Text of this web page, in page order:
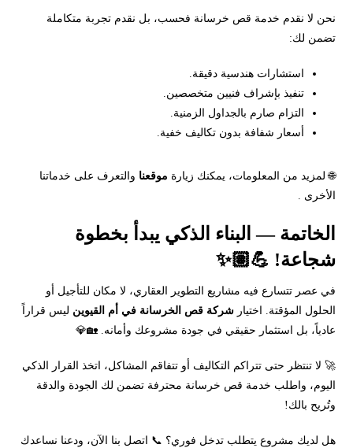
نحن لا نقدم خدمة قص خرسانة فحسب، بل نقدم تجربة متكاملة
تضمن لك:
استشارات هندسية دقيقة.
تنفيذ بإشراف فنيين متخصصين.
التزام صارم بالجداول الزمنية.
أسعار شفافة بدون تكاليف خفية.
🌐 لمزيد من المعلومات، يمكنك زيارة موقعنا والتعرف على خدماتنا
الأخرى .
الخاتمة — البناء الذكي يبدأ بخطوة
شجاعة! 💪🏽✨
في عصر تتسارع فيه مشاريع التطوير العقاري، لا مكان للتأجيل أو
الحلول المؤقتة. اختيارشركة قص الخرسانة في أم القيوين ليس قراراً
عادياً، بل استثمار حقيقي في جودة مشروعك وأمانه. 🏡💎
🚀 لا تنتظر حتى تتراكم التكاليف أو تتفاقم المشاكل، اتخذ القرار الذكي
اليوم، واطلب خدمة قص خرسانة محترفة تضمن لك الجودة والدقة
وتُريح بالك!
هل لديك مشروع يتطلب تدخل فوري؟ 📞 اتصل بنا الآن، ودعنا نساعدك